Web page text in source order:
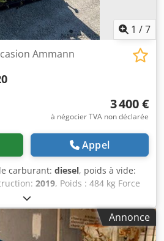
1 /7
Ammann
3 400 €
à négocier TVA non déclarée
Appel
carburant: diesel, poids à vide:
2019, Poids : 484 kg Force
1 cylindre Hatz (1b40)\ Marche
Hcjfx Ad Neck Démarrage
: 60 cm Prix à l'unité : €
!
Annonce